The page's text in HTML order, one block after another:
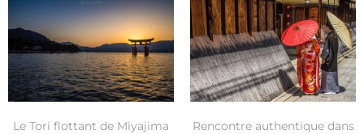
Le Tori flottant de Miyajima
Rencontre authentique dans